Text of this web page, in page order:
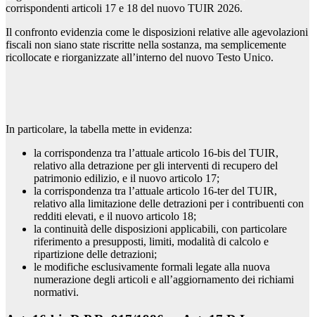
corrispondenti articoli 17 e 18 del nuovo TUIR 2026.
Il confronto evidenzia come le disposizioni relative alle agevolazioni
fiscali non siano state riscritte nella sostanza, ma semplicemente
ricollocate e riorganizzate all’interno del nuovo Testo Unico.
In particolare, la tabella mette in evidenza:
la corrispondenza tra l’attuale articolo 16-bis del TUIR,
relativo alla detrazione per gli interventi di recupero del
patrimonio edilizio, e il nuovo articolo 17;
la corrispondenza tra l’attuale articolo 16-ter del TUIR,
relativo alla limitazione delle detrazioni per i contribuenti con
redditi elevati, e il nuovo articolo 18;
la continuità delle disposizioni applicabili, con particolare
riferimento a presupposti, limiti, modalità di calcolo e
ripartizione delle detrazioni;
le modifiche esclusivamente formali legate alla nuova
numerazione degli articoli e all’aggiornamento dei richiami
normativi.